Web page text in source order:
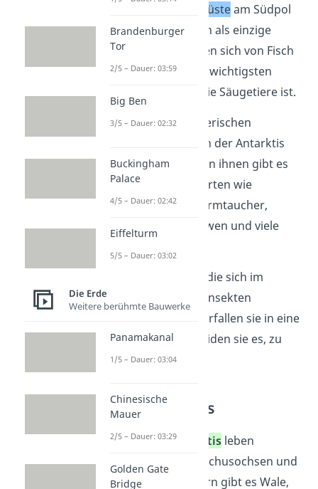
antarktischen Wüsteam Südpol
leben Wale und Robben als einzige
Säugetiere. Sie ernähren sich von Fisch
und Krill, das eines der wichtigsten
Nahrungsquellen für die Säugetiere ist.
Den größten Teil der tierischen
Bevölkerung machen in der Antarktis
die
Pinguineaus. Neben ihnen gibt es
noch 46 andere Vogelarten wie
Wanderalbatrosse, Sturmtaucher,
Riesensturmvögel, Möwen und viele
, die sich im
Sommer von anderen Insekten
ernähren. Im Winter verfallen sie in eine
Starre. Dadurch vermeiden sie es, zu
erfrieren.
Tiere in der Arktis
Nordpolin der Arktis leben
Eisbären , Robben, Moschusochsen und
Vögel. In den Gewässern gibt es Wale,
Brandenburger
Tor
2/5 – Dauer: 03:59
Big Ben
3/5 – Dauer: 02:32
Buckingham
Palace
4/5 – Dauer: 02:42
Eiffelturm
5/5 – Dauer: 03:02
Die Erde
Weitere berühmte Bauwerke
Panamakanal
1/5 – Dauer: 03:04
Chinesische
Mauer
2/5 – Dauer: 03:29
Golden Gate
Bridge